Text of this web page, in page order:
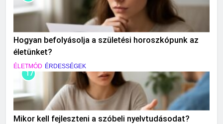
Hogyan befolyásolja a születési horoszkópunk az
életünket?
ÉLETMÓD ÉRDESSÉGEK
17
Mikor kell fejleszteni a szóbeli nyelvtudásodat?